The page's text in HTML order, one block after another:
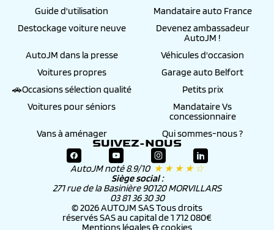
Guide d'utilisation
Mandataire auto France
Destockage voiture neuve
Devenez ambassadeur
AutoJM !
AutoJM dans la presse
Véhicules d'occasion
Voitures propres
Garage auto Belfort
🚗Occasions sélection qualité
Petits prix
Voitures pour séniors
Mandataire Vs
concessionnaire
Vans à aménager
Qui sommes-nous ?
SUIVEZ-NOUS
AutoJM noté 8.9/10 ★ ★ ★ ★ ☆
Siège social :
271 rue de la Basinière 90120 MORVILLARS
03 81 36 30 30
© 2026 AUTOJM SAS Tous droits
réservés SAS au capital de 1 712 080€
Mentions légales & cookies